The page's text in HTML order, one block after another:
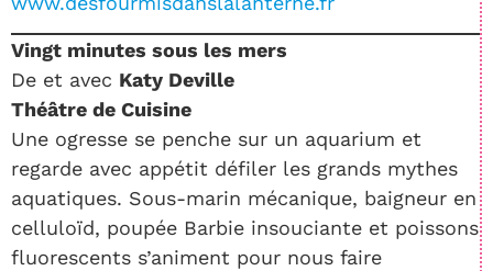
Vingt minutes sous les mers
De et avec Katy Deville
Théâtre de Cuisine
Une ogresse se penche sur un aquarium et
regarde avec appétit défiler les grands mythes
aquatiques. Sous-marin mécanique, baigneur en
celluloïd, poupée Barbie insouciante et poissons
fluorescents s’animent pour nous faire